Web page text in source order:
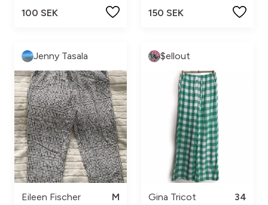
100 SEK
150 SEK
Jenny Tasala
Eileen Fischer M
$ellout
Gina Tricot 34